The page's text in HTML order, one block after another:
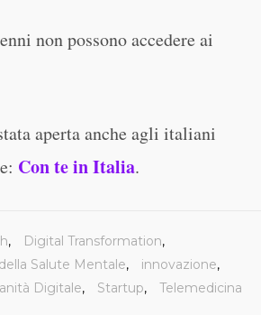
non possono accedere ai
aperta anche agli italiani
Con te in Italia.
, Digital Transformation,
Salute Mentale, innovazione,
Digitale, Startup, Telemedicina